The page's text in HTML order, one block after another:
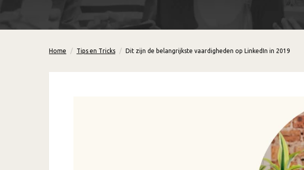
Home Tips en Tricks Dit zijn de belangrijkste vaardigheden op LinkedIn in 2019